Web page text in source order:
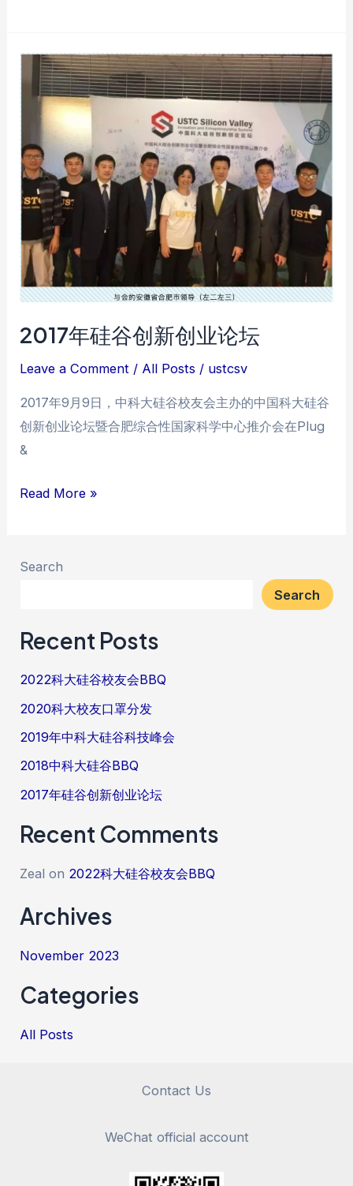
硅
BBQ
2017年硅谷创新创业论坛
Leave a Comment / All Posts / ustcsv
2017年9月9日，中科大硅谷校友会主办的中国科大硅谷
创新创业论坛暨合肥综合性国家科学中心推介会在Plug
&
2017
谷
创
论
坛
Read More »
Search
Search
Recent Posts
2022科大硅谷校友会BBQ
2020科大校友口罩分发
2019年中科大硅谷科技峰会
2018中科大硅谷BBQ
2017年硅谷创新创业论坛
Recent Comments
Zeal on 2022科大硅谷校友会BBQ
Archives
November 2023
Categories
All Posts
Contact Us
WeChat official account